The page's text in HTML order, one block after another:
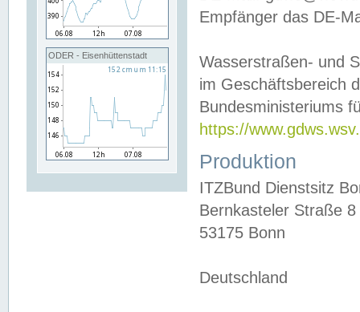
ODER - Eisenhüttenstadt
Empfänger das DE-
Wasserstraßen- und
im Geschäftsbereich
Bundesministeriums
https://
Produktion
ITZBund Dienstsitz
Bernkasteler Straße 8
53175 Bonn
Deutschland